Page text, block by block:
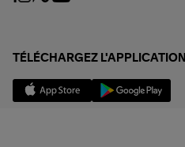
TÉLÉCHARGEZ L'APPLICATION